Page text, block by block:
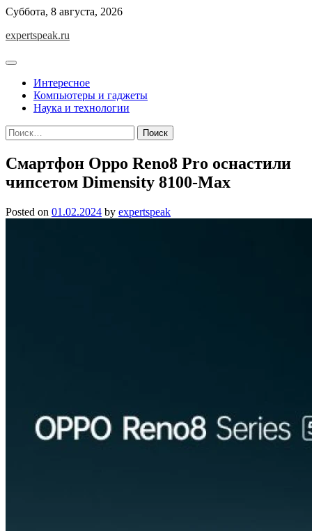
Skip
content
Суббота, 8 августа, 2026
expertspeak.ru
Интересное
Компьютеры и гаджеты
Наука и технологии
Найти:
Смартфон Oppo Reno8 Pro оснастили
чипсетом Dimensity 8100-Max
Posted on 01.02.2024 by expertspeak